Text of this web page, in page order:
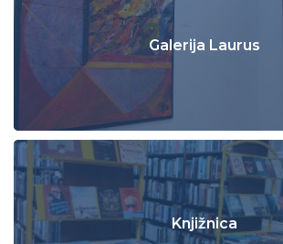
Galerija Laurus
Knjižnica